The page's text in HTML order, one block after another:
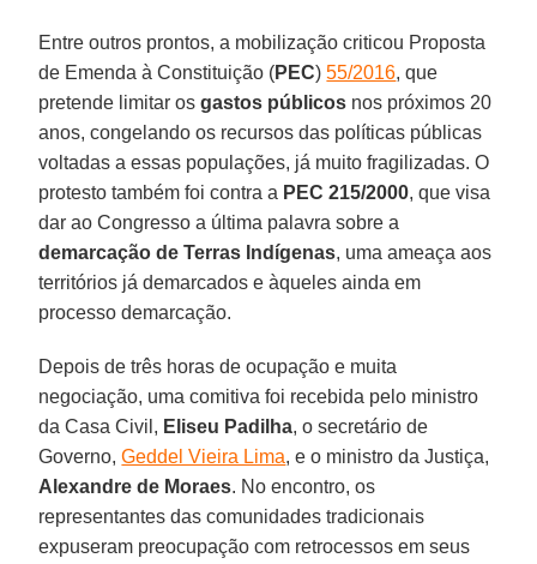
Entre outros prontos, a mobilização criticou Proposta
de Emenda à Constituição (PEC)55/2016, que
pretende limitar osgastos públicos nos próximos 20
anos, congelando os recursos das políticas públicas
voltadas a essas populações, já muito fragilizadas. O
protesto também foi contra a PEC 215/2000, que visa
dar ao Congresso a última palavra sobre a
demarcação de Terras Indígenas, uma ameaça aos
territórios já demarcados e àqueles ainda em
processo demarcação.
Depois de três horas de ocupação e muita
negociação, uma comitiva foi recebida pelo ministro
da Casa Civil, Eliseu Padilha, o secretário de
Governo,Geddel Vieira Lima, e o ministro da Justiça,
Alexandre de Moraes. No encontro, os
representantes das comunidades tradicionais
expuseram preocupação com retrocessos em seus